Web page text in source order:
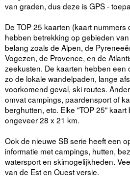
van graden, dus deze is GPS -
De TOP 25 kaarten (kaart nummers
hebben betrekking op gebieden
belang zoals de Alpen, de
Vogezen, de Provence, en de
zeekusten. De kaarten hebben een
zo de lokale wandelpaden, lange
voorkomend geval, ski routes.
omvat campings, paardensport of
berghutten, etc. Elke "TOP 25"
ongeveer 28 x 21 km.
Ook de nieuwe SB serie heeft een
informatie met campings, hutten,
watersport en skimogelijkheden.
van de Est en Ouest versie.